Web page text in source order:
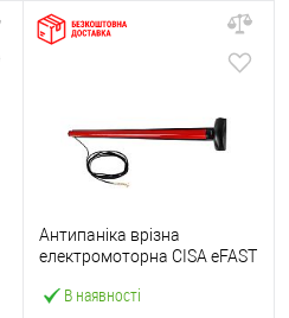
В наявності
Антипаніка врізна
електромоторна CISA eFAST